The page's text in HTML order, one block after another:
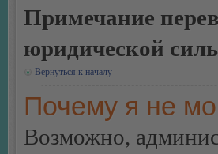
Примечание
юридической
Вернуться к началу
Почему я не
Возможно,